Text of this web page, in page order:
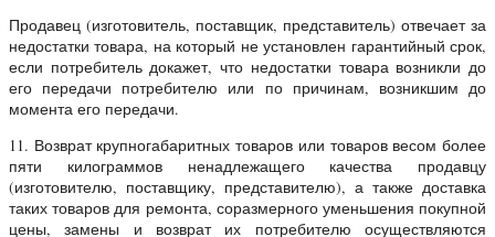
Продавец (изготовитель, поставщик, представитель) отвечает за
недостатки товара, на который не установлен гарантийный срок,
если потребитель докажет, что недостатки товара возникли до
его передачи потребителю или по причинам, возникшим до
момента его передачи.
11. Возврат крупногабаритных товаров или товаров весом более
пяти килограммов ненадлежащего качества продавцу
(изготовителю, поставщику, представителю), а также доставка
таких товаров для ремонта, соразмерного уменьшения покупной
цены, замены и возврат их потребителю осуществляются